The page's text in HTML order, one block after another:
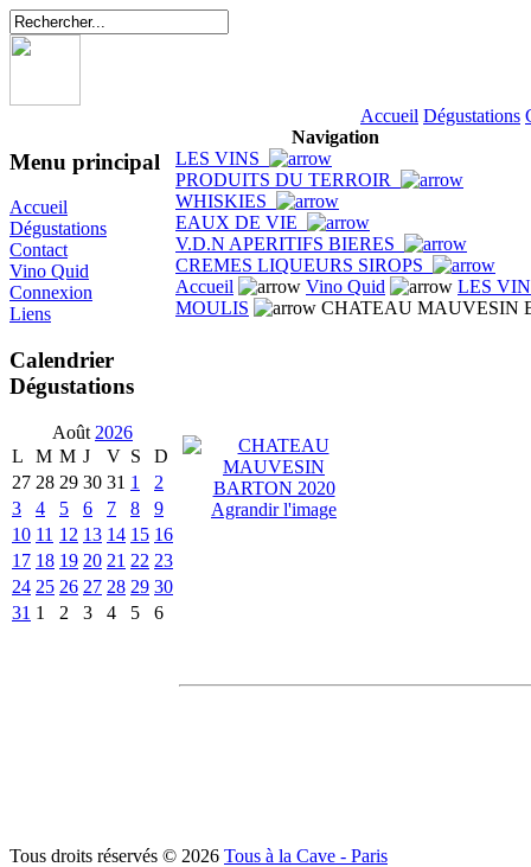
Accueil Dégustations
Menu principal
Accueil
Dégustations
Contact
Vino Quid
Connexion
Liens
Calendrier
Dégustations
Août 2026
L
M M J V S
D
27 28 29 30 31 1
2
3
4 5 6 7 8
9
10 11 12 13 14 15 16
17 18 19 20 21 22 23
24 25 26 27 28 29 30
31 1 2 3 4 5 6
Navigation
LES VINS
PRODUITS DU TERROIR
WHISKIES
EAUX DE VIE
V.D.N APERITIFS BIERES
CREMES LIQUEURS SIROPS
Accueil
Vino Quid
LES
MOULIS
CHATEAU MAUVESIN
Agrandir l'image
Tous droits réservés © 2026 Tous à la Cave - Paris